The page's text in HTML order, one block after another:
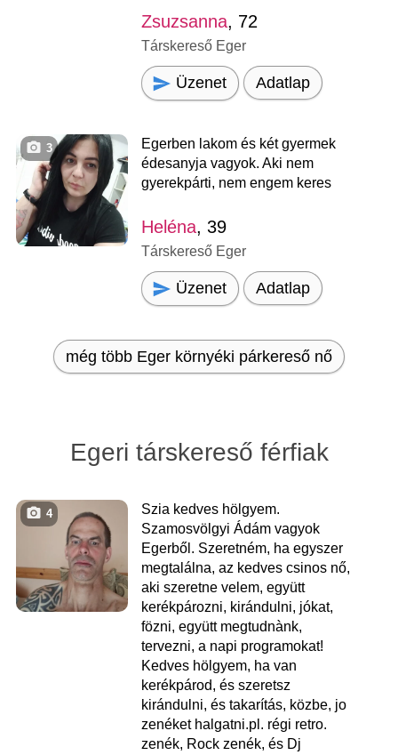
Zsuzsanna, 72
Társkereső Eger
Üzenet Adatlap
3
Egerben lakom és két gyermek
édesanyja vagyok. Aki nem
gyerekpárti, nem engem keres
Heléna, 39
Társkereső Eger
Üzenet Adatlap
még több Eger környéki párkereső nő
Egeri társkereső férfiak
4
Szia kedves hölgyem.
Szamosvölgyi Ádám vagyok
Egerből. Szeretném, ha egyszer
megtalálna, az kedves csinos nő,
aki szeretne velem, együtt
kerékpározni, kirándulni, jókat,
fözni, együtt megtudnànk,
tervezni, a napi programokat!
Kedves hölgyem, ha van
kerékpárod, és szeretsz
kirándulni, és takarítás, közbe, jo
zenéket halgatni.pl. régi retro.
zenék, Rock zenék, és Dj